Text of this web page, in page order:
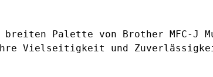
Palette von Brother MFC-J
Vielseitigkeit und